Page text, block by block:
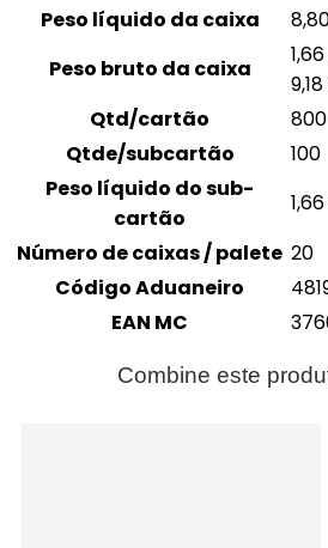
Peso líquido da caixa
Peso bruto da caixa
Qtd/cartão
800
Qtde/subcartão
100
Peso líquido do sub-
cartão
Número de caixas / palete 20
Código Aduaneiro
EAN MC
Combine este